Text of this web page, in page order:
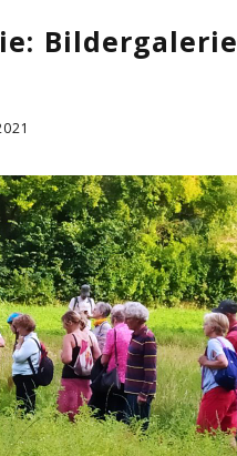
Bildergalerie